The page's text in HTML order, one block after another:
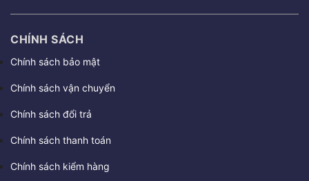
CHÍNH SÁCH
Chính sách bảo mật
Chính sách vận chuyển
Chính sách đổi trả
Chính sách thanh toán
Chính sách kiểm hàng